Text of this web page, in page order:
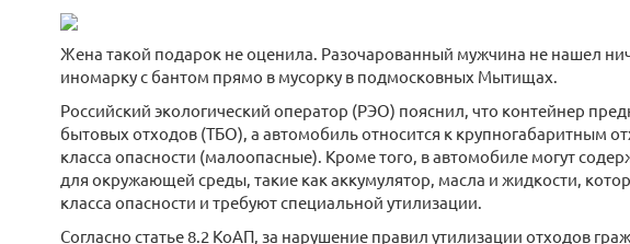
Жена такой подарок не оценила. Разочарованный мужчина не нашел
иномарку с бантом прямо в мусорку в подмосковных Мытищах.
Российский экологический оператор (РЭО) пояснил, что контейнер
бытовых отходов (ТБО), а автомобиль относится к крупногабаритным
класса опасности (малоопасные). Кроме того, в автомобиле могут
для окружающей среды, такие как аккумулятор, масла и жидкости,
класса опасности и требуют специальной утилизации.
Согласно статье 8.2 КоАП, за нарушение правил утилизации отходов